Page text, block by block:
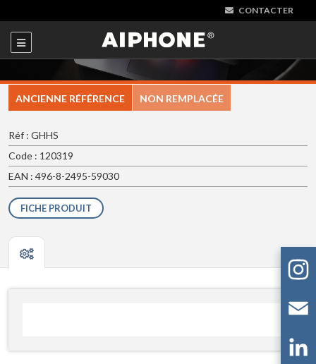
CONTACTER
ANCIENNE RÉFÉRENCE NON REMPLACÉE
Réf : GHHS
Code : 120319
EAN : 496-8-2495-59030
FICHE PRODUIT